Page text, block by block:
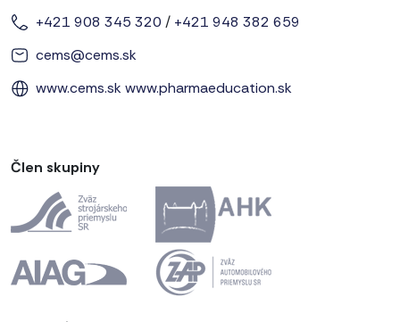
+421 908 345 320 / +421 948 382 659
cems@cems.sk
www.cems.skwww.pharmaeducation.sk
Člen skupiny